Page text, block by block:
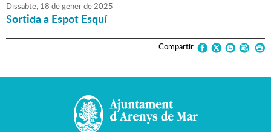
Dissabte, 18 degenerde2025
Sortida a Espot Esquí
Compartir